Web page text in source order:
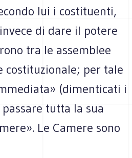
lui i costituenti,
di dare il potere
tra le assemblee
costituzionale; per tale
(dimenticati i
tutta la sua
Le Camere sono